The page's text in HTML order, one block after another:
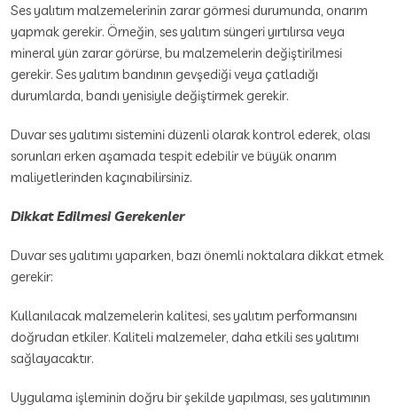
Ses yalıtım malzemelerinin zarar görmesi durumunda, onarım
yapmak gerekir. Örneğin, ses yalıtım süngeri yırtılırsa veya
mineral yün zarar görürse, bu malzemelerin değiştirilmesi
gerekir. Ses yalıtım bandının gevşediği veya çatladığı
durumlarda, bandı yenisiyle değiştirmek gerekir.
Duvar ses yalıtımı sistemini düzenli olarak kontrol ederek, olası
sorunları erken aşamada tespit edebilir ve büyük onarım
maliyetlerinden kaçınabilirsiniz.
Dikkat Edilmesi Gerekenler
Duvar ses yalıtımı yaparken, bazı önemli noktalara dikkat etmek
gerekir:
Kullanılacak malzemelerin kalitesi, ses yalıtım performansını
doğrudan etkiler. Kaliteli malzemeler, daha etkili ses yalıtımı
sağlayacaktır.
Uygulama işleminin doğru bir şekilde yapılması, ses yalıtımının